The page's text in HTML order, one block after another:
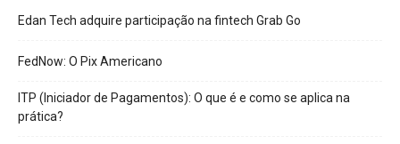
Edan Tech adquire participação na fintech Grab Go
FedNow: O Pix Americano
ITP (Iniciador de Pagamentos): O que é e como se aplica na
prática?